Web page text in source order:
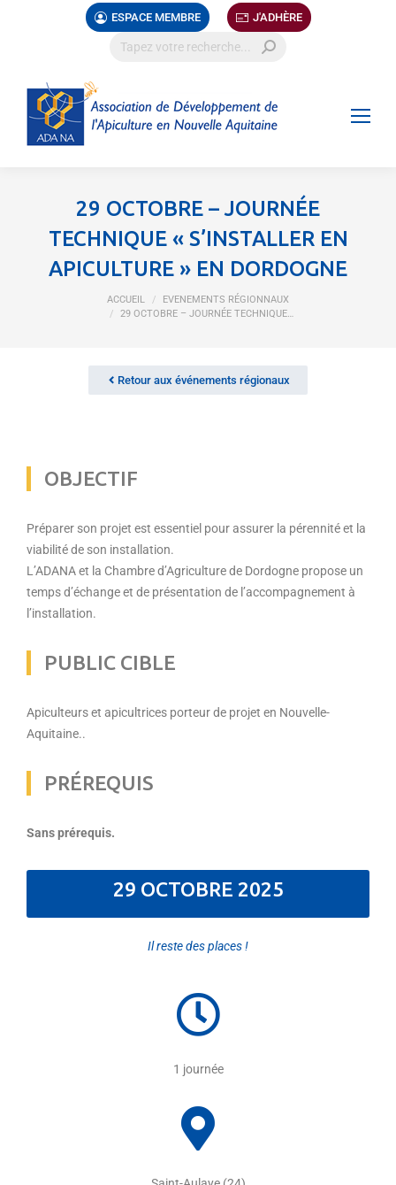
ESPACE MEMBRE J'ADHÈRE
29 OCTOBRE – JOURNÉE
TECHNIQUE « S’INSTALLER EN
APICULTURE » EN DORDOGNE
Vous êtes ici :
ACCUEIL
EVENEMENTS RÉGIONNAUX
29 OCTOBRE – JOURNÉE TECHNIQUE…
Retour aux événements régionaux
OBJECTIF
Préparer son projet est essentiel pour assurer la pérennité et la
viabilité de son installation.
L’ADANA et la Chambre d’Agriculture de Dordogne propose un
temps d’échange et de présentation de l’accompagnement à
l’installation.
PUBLIC CIBLE
Apiculteurs et apicultrices porteur de projet en Nouvelle-
Aquitaine..
PRÉREQUIS
Sansprérequis.
29 OCTOBRE 2025
Il reste des places !
1 journée